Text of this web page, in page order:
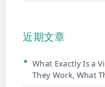
近期文章
What Exactly Is a
They Work, What